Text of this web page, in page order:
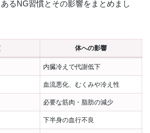
るNG習慣とその影響をまとめまし
体への影響
内臓冷えで代謝低下
血流悪化、むくみや冷え性
必要な筋肉・脂肪の減少
下半身の血行不良